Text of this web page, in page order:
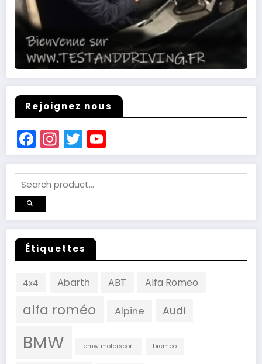
Rejoignez nous
Facebook
Instagram
Twitter
Channel
Étiquettes
4x4 Abarth ABT Alfa Romeo
alfa roméo Alpine Audi
BMW bmw motorsport brembo